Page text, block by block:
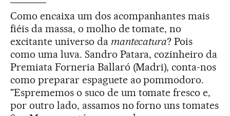
Como encaixa um dos acompanhantes mais
fiéis da massa, o molho de tomate, no
excitante universo da mantecatura? Pois
como uma luva. Sandro Patara, cozinheiro da
Premiata Forneria Ballaró (Madri), conta-nos
como preparar espaguete ao pommodoro.
"Esprememos o suco de um tomate fresco e,
por outro lado, assamos no forno uns tomates